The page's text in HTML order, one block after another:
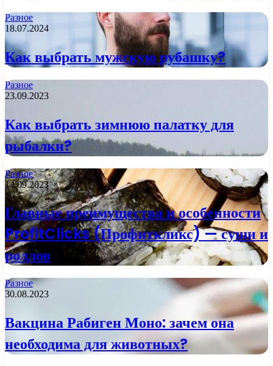
Разное
18.07.2024
Как выбрать мужскую рубашку?
Разное
23.09.2023
Как выбрать зимнюю палатку для
рыбалки?
Разное
14.09.2023
Главные преимущества и особенности
ProfitClicks (Профиткликс) — суши и
роллов
Разное
30.08.2023
Вакцина Рабиген Моно: зачем она
необходима для животных?